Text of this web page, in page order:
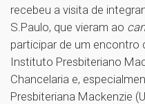
recebeu a visita de
S.Paulo, que vieram ao
participar de um
Instituto Presbiteriano
Chancelaria e,
Presbiteriana Mackenzie